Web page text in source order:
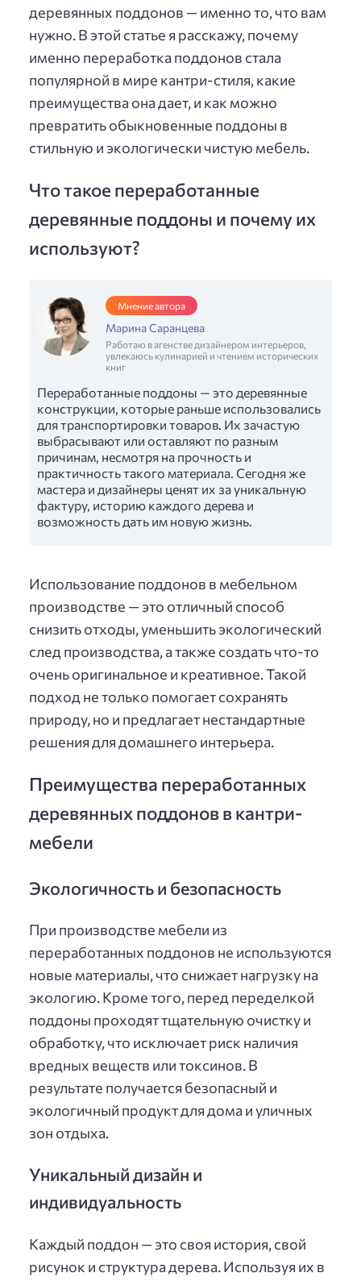
деревянных поддонов — именно то, что вам
нужно. В этой статье я расскажу, почему
именно переработка поддонов стала
популярной в мире кантри-стиля, какие
преимущества она дает, и как можно
превратить обыкновенные поддоны в
стильную и экологически чистую мебель.
Что такое переработанные
деревянные поддоны и почему их
используют?
Мнение автора
Марина Саранцева
Работаю в агенстве дизайнером интерьеров,
увлекаюсь кулинарией и чтением исторических
книг
Переработанные поддоны — это деревянные
конструкции, которые раньше использовались
для транспортировки товаров. Их зачастую
выбрасывают или оставляют по разным
причинам, несмотря на прочность и
практичность такого материала. Сегодня же
мастера и дизайнеры ценят их за уникальную
фактуру, историю каждого дерева и
возможность дать им новую жизнь.
Использование поддонов в мебельном
производстве — это отличный способ
снизить отходы, уменьшить экологический
след производства, а также создать что-то
очень оригинальное и креативное. Такой
подход не только помогает сохранять
природу, но и предлагает нестандартные
решения для домашнего интерьера.
Преимущества переработанных
деревянных поддонов в кантри-
мебели
Экологичность и безопасность
При производстве мебели из
переработанных поддонов не используются
новые материалы, что снижает нагрузку на
экологию. Кроме того, перед переделкой
поддоны проходят тщательную очистку и
обработку, что исключает риск наличия
вредных веществ или токсинов. В
результате получается безопасный и
экологичный продукт для дома и уличных
зон отдыха.
Уникальный дизайн и
индивидуальность
Каждый поддон — это своя история, свой
рисунок и структура дерева. Используя их в